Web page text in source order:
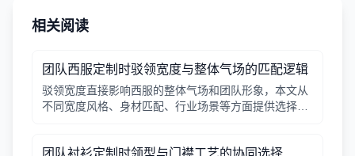
相关阅读
团队西服定制时驳领宽度与整体气场的匹配逻辑
驳领宽度直接影响西服的整体气场和团队形象，本文从
不同宽度风格、身材匹配、行业场景等方面提供选择逻
团队衬衫定制时领型与门襟工艺的协同选择